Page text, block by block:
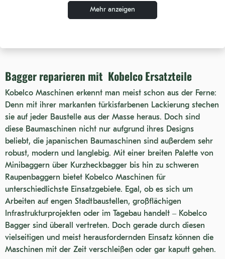
SK50UR-2 (S/N: YJ 4001-UP)
SK220LC MARK IV (S/N: BTW
LLU 1201-1800)
SK170 MARK VIII
K907 MARK II
SK130
SK30UR (S/N: PR 1-1500)
SK015 (S/N: PU 4301-6000)
SK45SR (S/N: PY 7101-UP)
SK35SR-2
SK250HD-LC MARK IV
SK50-1
Mehr anzeigen
Bagger reparieren mit Kobelco Ersatzteile
Kobelco Maschinen erkennt man meist schon aus der Ferne:
Denn mit ihrer markanten türkisfarbenen Lackierung stechen
sie auf jeder Baustelle aus der Masse heraus. Doch sind
diese Baumaschinen nicht nur aufgrund ihres Designs
beliebt, die japanischen Baumaschinen sind außerdem sehr
robust, modern und langlebig. Mit einer breiten Palette von
Minibaggern über Kurzheckbagger bis hin zu schweren
Raupenbaggern bietet Kobelco Maschinen für
unterschiedlichste Einsatzgebiete. Egal, ob es sich um
Arbeiten auf engen Stadtbaustellen, großflächigen
Infrastrukturprojekten oder im Tagebau handelt – Kobelco
Bagger sind überall vertreten. Doch gerade durch diesen
vielseitigen und meist herausfordernden Einsatz können die
Maschinen mit der Zeit verschleißen oder gar kaputt gehen.